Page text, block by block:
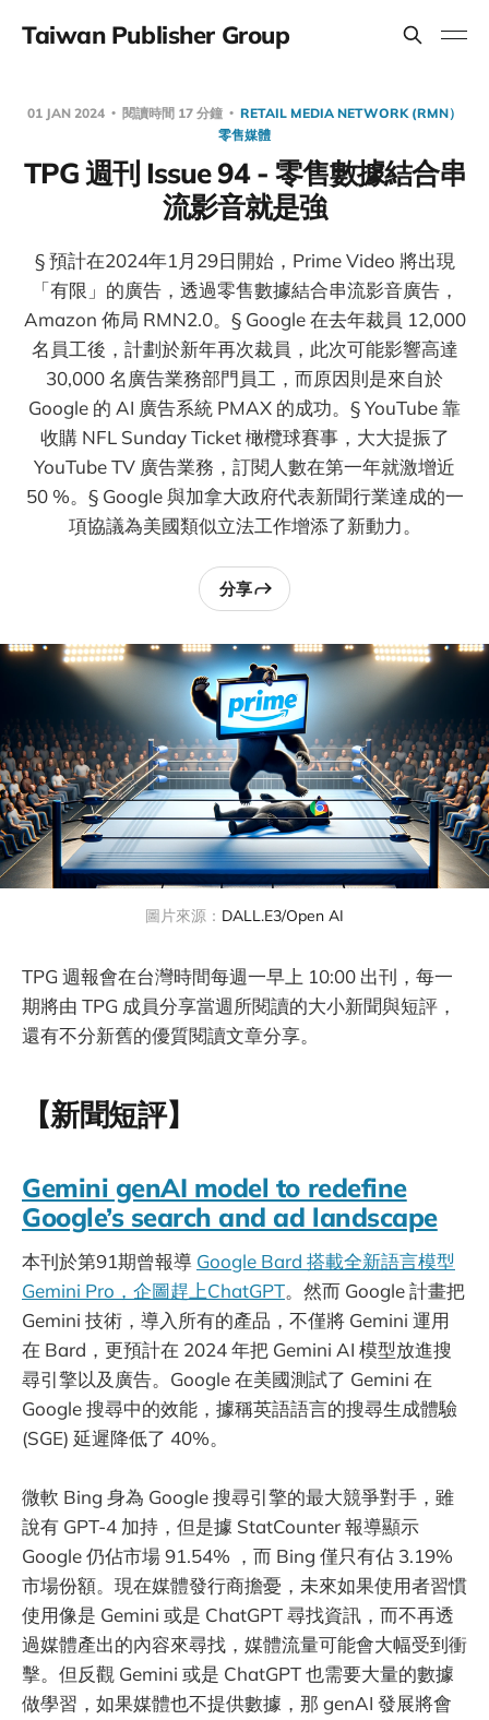
Taiwan Publisher Group
01 JAN 2024 閱讀時間 17 分鐘
RETAIL MEDIA NETWORK (RMN）
零售媒體
TPG 週刊 Issue 94 - 零售數據結合串
流影音就是強
§ 預計在2024年1月29日開始，Prime Video 將出現
「有限」的廣告，透過零售數據結合串流影音廣告，
Amazon 佈局 RMN2.0。§ Google 在去年裁員 12,000
名員工後，計劃於新年再次裁員，此次可能影響高達
30,000 名廣告業務部門員工，而原因則是來自於
Google 的 AI 廣告系統 PMAX 的成功。§ YouTube 靠
收購 NFL Sunday Ticket 橄欖球賽事，大大提振了
YouTube TV 廣告業務，訂閱人數在第一年就激增近
50 %。§ Google 與加拿大政府代表新聞行業達成的一
項協議為美國類似立法工作增添了新動力。
分享
圖片來源： DALL.E3/Open AI
TPG 週報會在台灣時間每週一早上 10:00 出刊，每一
期將由 TPG 成員分享當週所閱讀的大小新聞與短評，
還有不分新舊的優質閱讀文章分享。
【新聞短評】
Gemini genAI model to redefine
Google’s search and ad landscape
本刊於第91期曾報導 Google Bard 搭載全新語言模型
Gemini Pro，企圖趕上ChatGPT。然而 Google 計畫把
Gemini 技術，導入所有的產品，不僅將 Gemini 運用
在 Bard，更預計在 2024 年把 Gemini AI 模型放進搜
尋引擎以及廣告。Google 在美國測試了 Gemini 在
Google 搜尋中的效能，據稱英語語言的搜尋生成體驗
(SGE) 延遲降低了 40%。
微軟 Bing 身為 Google 搜尋引擎的最大競爭對手，雖
說有 GPT-4 加持，但是據 StatCounter 報導顯示
Google 仍佔市場 91.54% ，而 Bing 僅只有佔 3.19%
市場份額。現在媒體發行商擔憂，未來如果使用者習慣
使用像是 Gemini 或是 ChatGPT 尋找資訊，而不再透
過媒體產出的內容來尋找，媒體流量可能會大幅受到衝
擊。但反觀 Gemini 或是 ChatGPT 也需要大量的數據
做學習，如果媒體也不提供數據，那 genAI 發展將會